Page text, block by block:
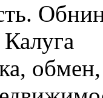
обмен,